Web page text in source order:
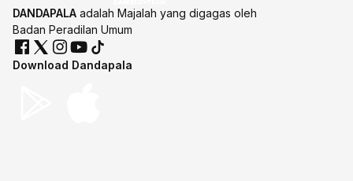
DANDAPALA adalah Majalah yang digagas oleh
Badan Peradilan Umum
Download Dandapala